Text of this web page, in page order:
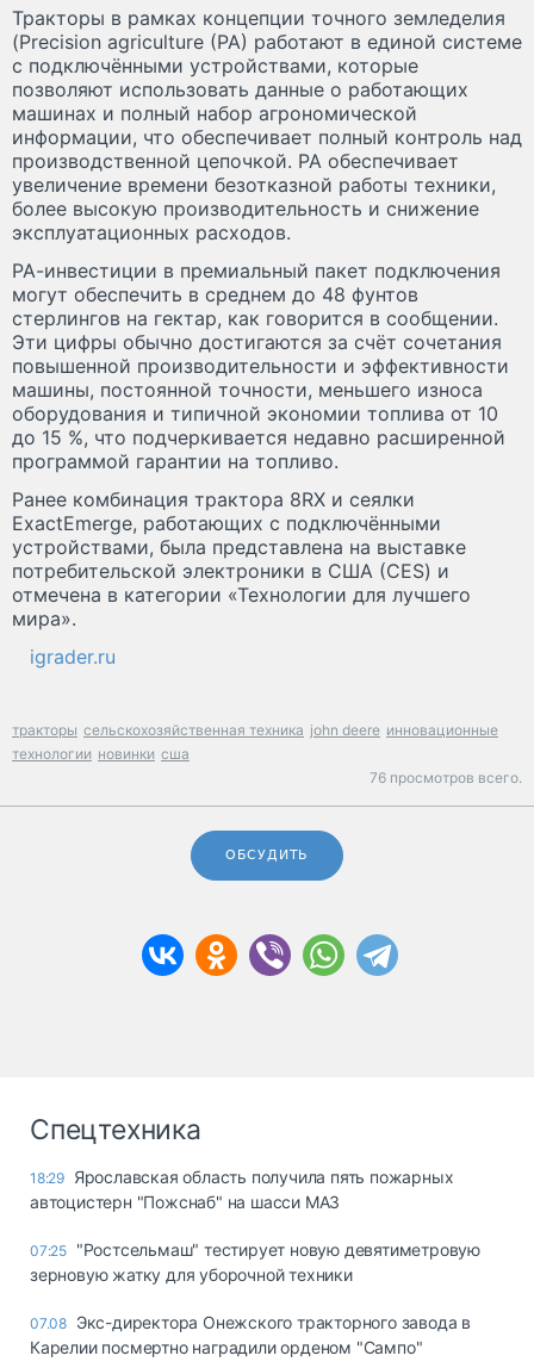
Тракторы в рамках концепции точного земледелия
(Precision agriculture (PA) работают в единой системе
с подключёнными устройствами, которые
позволяют использовать данные о работающих
машинах и полный набор агрономической
информации, что обеспечивает полный контроль над
производственной цепочкой. РА обеспечивает
увеличение времени безотказной работы техники,
более высокую производительность и снижение
эксплуатационных расходов.
РА-инвестиции в премиальный пакет подключения
могут обеспечить в среднем до 48 фунтов
стерлингов на гектар, как говорится в сообщении.
Эти цифры обычно достигаются за счёт сочетания
повышенной производительности и эффективности
машины, постоянной точности, меньшего износа
оборудования и типичной экономии топлива от 10
до 15 %, что подчеркивается недавно расширенной
программой гарантии на топливо.
Ранее комбинация трактора 8RX и сеялки
ExactEmerge, работающих с подключёнными
устройствами, была представлена ​​на выставке
потребительской электроники в США (CES) и
отмечена в категории «Технологии для лучшего
мира».
igrader.ru
тракторы сельскохозяйственная техника john deere инновационные
технологии новинки сша
76 просмотров всего.
ОБСУДИТЬ
Спецтехника
18:29 Ярославская область получила пять пожарных
автоцистерн "Пожснаб" на шасси МАЗ
07:25 "Ростсельмаш" тестирует новую девятиметровую
зерновую жатку для уборочной техники
07.08 Экс-директора Онежского тракторного завода в
Карелии посмертно наградили орденом "Сампо"